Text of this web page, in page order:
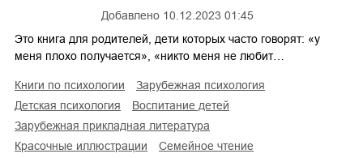
Добавлено 10.12.2023 01:45
Это книга для родителей, дети которых часто говорят: «у
меня плохо получается», «никто меня не любит…
книги по психологии
зарубежная психология
детская психология
воспитание детей
зарубежная прикладная литература
красочные иллюстрации
семейное чтение